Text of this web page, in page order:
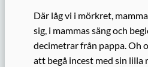
Där låg vi i mörkret,
sig, i mammas säng och
decimetrar från pappa. Oh
att begå incest med sin lilla